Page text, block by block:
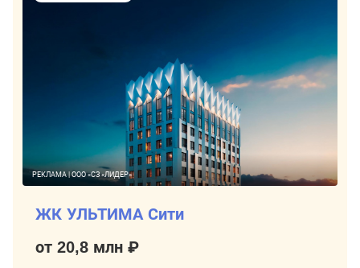
РЕКЛАМА | ООО «СЗ «ЛИДЕР»
ЖК УЛЬТИМА Сити
от 20,8 млн ₽